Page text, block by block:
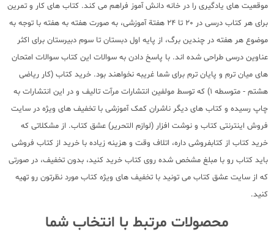
موقعیت های یادگیری را در خانه دانش آموز فراهم می کند. کتاب های کار و تمرین
برای هر کتاب درسی در 20 تا 24 هفتة آموزشی، به صورت هفته به هفته با توجه به
موضوع هر هفته در چندین برگ، از پایه اول دبستان تا سوم دبیرستان برای اکثر
عناوین درسی طراحی شده اند. با پاسخ دادن به سوالات این کتاب سوالات امتحان
های میان ترم و پایان ترم برای شما غریبه نخواهند بود. خرید کتاب (کار ریاضی
هشتم - متوسطه 1) که توسط مولفین انتشارات مرآت تالیف و در این انتشارات به
چاپ رسیده و کتاب های دیگر ناشران کمک آموزشی با تخفیف های ویژه در سایت
فروش اینترنتی کتاب و نوشت افزار (لوازم التحریر) عشق کتاب. از مشکلاتی که
خرید کتاب از کتابفروشی داره، اتلاف وقت و هزینه زیاده با خرید از کتاب فروشی
باید کتاب رو با مبلغ مشخص شده روی کتاب خرید کنید، بدون تخفیف، در صورتی
که از سایت عشق کتاب می تونید با تخفیف های ویژه کتاب مورد نظرتون رو تهیه
کنید.
محصولات مرتبط با انتخاب شما